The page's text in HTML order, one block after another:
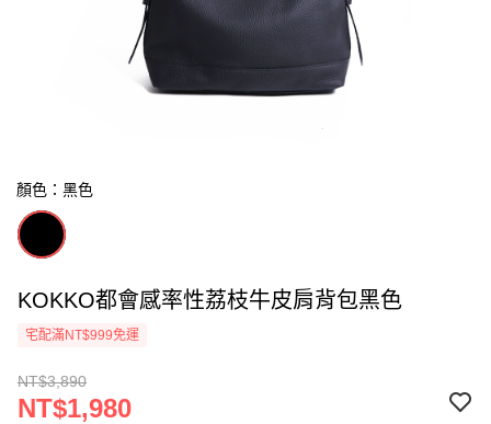
顏色：黑色
KOKKO都會感率性荔枝牛皮肩背包黑色
宅配滿NT$999免運
NT$3,890
NT$1,980